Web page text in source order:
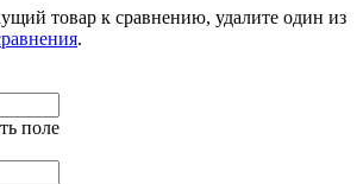
товар к сравнению, удалите один из
.
поле